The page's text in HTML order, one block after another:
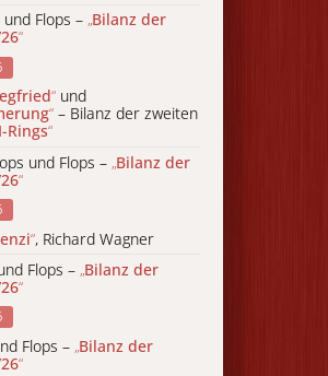
Flops – „Bilanz der
“
“ und
“ – Bilanz der zweiten
Rings“
und Flops – „Bilanz der
“
“, Richard Wagner
Flops – „Bilanz der
“
Flops – „Bilanz der
“